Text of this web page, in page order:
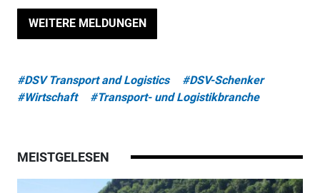
WEITERE MELDUNGEN
#DSV Transport and Logistics
#DSV-Schenker
#Wirtschaft
#Transport- und Logistikbranche
MEISTGELESEN